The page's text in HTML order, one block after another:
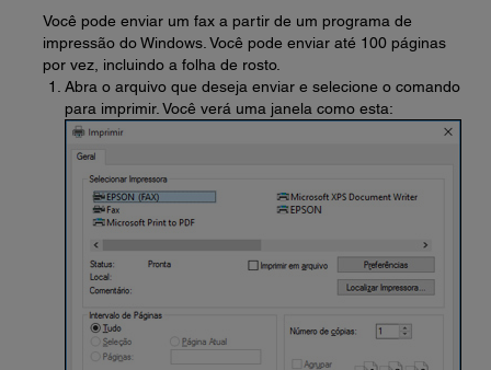
Você pode enviar um fax a partir de um programa de
impressão do Windows. Você pode enviar até 100 páginas
por vez, incluindo a folha de rosto.
Abra o arquivo que deseja enviar e selecione o comando
para imprimir. Você verá uma janela como esta: